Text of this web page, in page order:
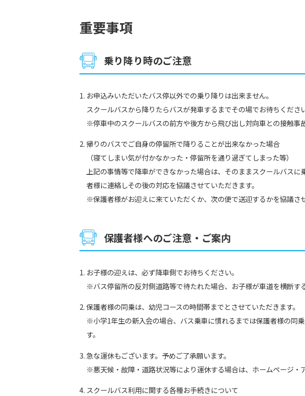
重要事項
乗り降り時のご注意
お申込みいただいたバス停以外での乗り降りは出来ません。
スクールバスから降りたらバスが発車するまでその場でお待ちください
※停車中のスクールバスの前方や後方から飛び出し対向車との接触
帰りのバスでご自身の停留所で降りることが出来なかった場合
（寝てしまい気が付かなかった・停留所を通り過ぎてしまった等）
上記の事情等で降車ができなかった場合は、そのままスクールバス
者様に連絡しその後の対応を協議させていただきます。
※保護者様がお迎えに来ていただくか、次の便で送迎するかを協議さ
保護者様へのご注意・ご案内
お子様の迎えは、必ず降車側でお待ちください。
※バス停留所の反対側道路等で待たれた場合、お子様が車道を横断す
保護者様の同乗は、幼児コースの時間帯までとさせていただきます。
※小学1年生の新入会の場合、バス乗車に慣れるまでは保護者様の同
す。
急な運休もございます。予めご了承願います。
※悪天候・故障・道路状況等により運休する場合は、ホームページ
スクールバス利用に関する各種お手続きについて
For
Central
English.
automatic
the top
However,
not be an